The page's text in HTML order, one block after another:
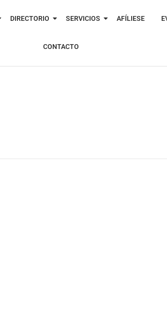
DIRECTORIO SERVICIOS AFÍLIESE
CONTACTO